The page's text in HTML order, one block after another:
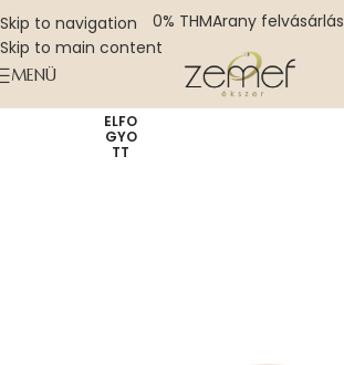
Skip to navigation
Skip to main content
0% THMArany felvásárlás
MENÜ
ELFO
GYO
TT